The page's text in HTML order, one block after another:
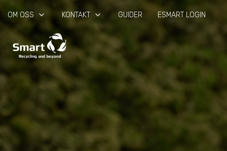
OM OSS keyboard_arrow_down KONTAKT keyboard_arrow_down GUIDER ESMART LOGIN